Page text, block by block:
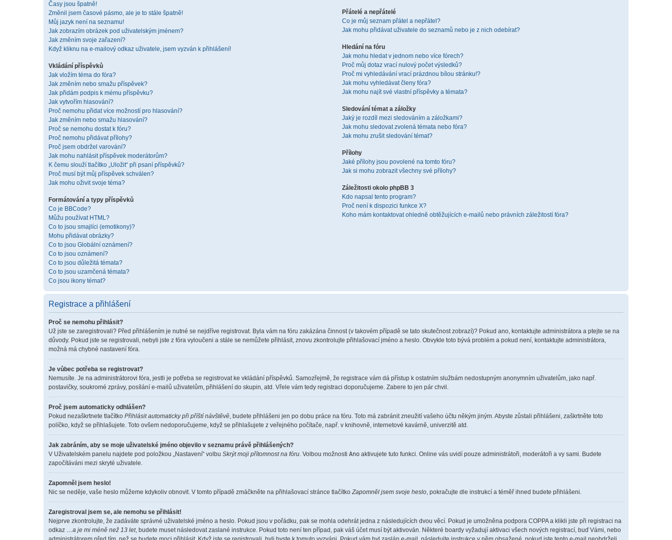
Časy jsou špatně!
Změnil jsem časové pásmo, ale je to stále špatně!
Můj jazyk není na seznamu!
Jak zobrazím obrázek pod uživatelským jménem?
Jak změním svoje zařazení?
Když kliknu na e-mailový odkaz uživatele, jsem vyzván k přihlášení!
Vkládání příspěvků
Jak vložím téma do fóra?
Jak změním nebo smažu příspěvek?
Jak přidám podpis k mému příspěvku?
Jak vytvořím hlasování?
Proč nemohu přidat více možností pro hlasování?
Jak změním nebo smažu hlasování?
Proč se nemohu dostat k fóru?
Proč nemohu přidávat přílohy?
Proč jsem obdržel varování?
Jak mohu nahlásit příspěvek moderátorům?
K čemu slouží tlačítko „Uložit“ při psaní příspěvků?
Proč musí být můj příspěvek schválen?
Jak mohu oživit svoje téma?
Formátování a typy příspěvků
Co je BBCode?
Můžu používat HTML?
Co to jsou smajlíci (emotikony)?
Mohu přidávat obrázky?
Co to jsou Globální oznámení?
Co to jsou oznámení?
Co to jsou důležitá témata?
Co to jsou uzamčená témata?
Co jsou ikony témat?
Přátelé a nepřátelé
Co je můj seznam přátel a nepřátel?
Jak mohu přidávat uživatele do seznamů nebo je z nich odebírat?
Hledání na fóru
Jak mohu hledat v jednom nebo více fórech?
Proč můj dotaz vrací nulový počet výsledků?
Proč mi vyhledávání vrací prázdnou bílou stránku!?
Jak mohu vyhledávat členy fóra?
Jak mohu najít své vlastní příspěvky a témata?
Sledování témat a záložky
Jaký je rozdíl mezi sledováním a záložkami?
Jak mohu sledovat zvolená témata nebo fóra?
Jak mohu zrušit sledování témat?
Přílohy
Jaké přílohy jsou povolené na tomto fóru?
Jak si mohu zobrazit všechny své přílohy?
Záležitosti okolo phpBB 3
Kdo napsal tento program?
Proč není k dispozici funkce X?
Koho mám kontaktovat ohledně obtěžujících e-mailů nebo právních záležitostí fóra?
Registrace a přihlášení
Proč se nemohu přihlásit?
Už jste se zaregistrovali? Před přihlášením je nutné se nejdříve registrovat. Byla vám na fóru zakázána činnost (v takovém případě se tato skutečnost zobrazí)? Pokud ano, kontaktujte administrátora a ptejte se na
důvody. Pokud jste se registrovali, nebyli jste z fóra vyloučeni a stále se nemůžete přihlásit, znovu zkontrolujte přihlašovací jméno a heslo. Obvykle toto bývá problém a pokud není, kontaktujte administrátora,
možná má chybné nastavení fóra.
Je vůbec potřeba se registrovat?
Nemusíte. Je na administrátorovi fóra, jestli je potřeba se registrovat ke vkládání příspěvků. Samozřejmě, že registrace vám dá přístup k ostatním službám nedostupným anonymním uživatelům, jako např.
postavičky, soukromé zprávy, posílání e-mailů uživatelům, přihlášení do skupin, atd. Vřele vám tedy registraci doporučujeme. Zabere to jen pár chvil.
Proč jsem automaticky odhlášen?
Pokud nezaškrtnete tlačítko Přihlásit automaticky při příští návštěvě, budete přihlášeni jen po dobu práce na fóru. Toto má zabránit zneužití vašeho účtu někým jiným. Abyste zůstali přihlášeni, zaškrtněte toto
políčko, když se přihlašujete. Toto ovšem nedoporučujeme, když se přihlašujete z veřejného počítače, např. v knihovně, internetové kavárně, univerzitě atd.
Jak zabráním, aby se moje uživatelské jméno objevilo v seznamu právě přihlášených?
V Uživatelském panelu najdete pod položkou „Nastavení“ volbu Skrýt moji přítomnost na fóru. Volbou možnosti Ano aktivujete tuto funkci. Online vás uvidí pouze administrátoři, moderátoři a vy sami. Budete
započítáváni mezi skryté uživatele.
Zapomněl jsem heslo!
Nic se neděje, vaše heslo můžeme kdykoliv obnovit. V tomto případě zmáčkněte na přihlašovací stránce tlačítkoZapomněl jsem svoje heslo, pokračujte dle instrukcí a téměř ihned budete přihlášeni.
Zaregistroval jsem se, ale nemohu se přihlásit!
Nejprve zkontrolujte, že zadáváte správné uživatelské jméno a heslo. Pokud jsou v pořádku, pak se mohla odehrát jedna z následujících dvou věcí. Pokud je umožněna podpora COPPA a klikli jste při registraci na
odkaz …a je mi méně než 13 let, budete muset následovat zaslané instrukce. Pokud toto není ten případ, pak váš účet musí být aktivován. Některé boardy vyžadují aktivaci všech nových registrací, buď Vámi, nebo